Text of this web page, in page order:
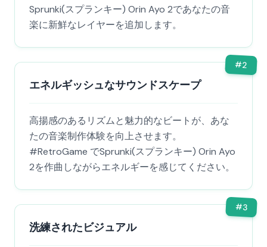
Sprunki(スプランキー) Orin Ayo 2であなたの音
楽に新鮮なレイヤーを追加します。
#2
エネルギッシュなサウンドスケープ
高揚感のあるリズムと魅力的なビートが、あな
たの音楽制作体験を向上させます。
#RetroGame でSprunki(スプランキー) Orin Ayo
2を作曲しながらエネルギーを感じてください。
#3
洗練されたビジュアル